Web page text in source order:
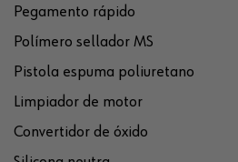
Pegamento rápido
Polímero sellador MS
Pistola espuma poliuretano
Limpiador de motor
Convertidor de óxido